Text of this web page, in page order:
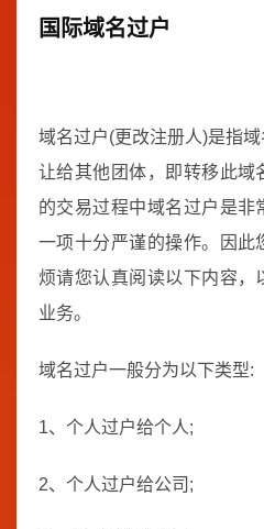
国际域名过户
域名过户(更改注册人)是指
让给其他团体，即转移此域
的交易过程中域名过户是非
一项十分严谨的操作。因此
烦请您认真阅读以下内容，
业务。
域名过户一般分为以下类型:
1、个人过户给个人;
2、个人过户给公司;